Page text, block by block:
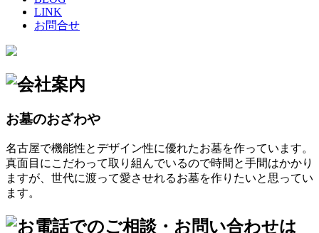
LINK
お問合せ
お墓のおざわや
名古屋で機能性とデザイン性に優れたお墓を作っています。
真面目にこだわって取り組んでいるので時間と手間はかかり
ますが、世代に渡って愛させれるお墓を作りたいと思ってい
ます。